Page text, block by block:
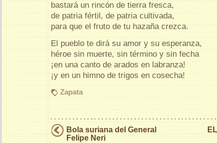
bastará un rincón de tierra fresca,
de patria fértil, de patria cultivada,
para que el fruto de tu hazaña crezca.
El pueblo te dirá su amor y su esperanza,
héroe sin muerte, sin término y sin fecha
¡en una canto de arados en labranza!
¡y en un himno de trigos en cosecha!
Zapata
Bola suriana del General
Felipe Neri